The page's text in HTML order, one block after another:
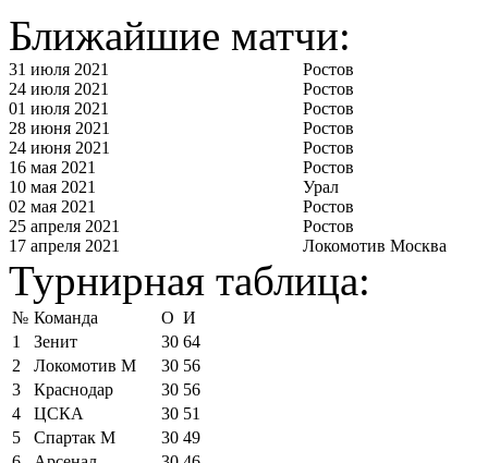
Ближайшие матчи:
31 июля 2021
Ростов
24 июля 2021
Ростов
01 июля 2021
Ростов
28 июня 2021
Ростов
24 июня 2021
Ростов
16 мая 2021
Ростов
10 мая 2021
Урал
02 мая 2021
Ростов
25 апреля 2021
Ростов
17 апреля 2021
Локомотив Москва
Турнирная таблица:
№ Команда О И
1
Зенит 30 64
2
Локомотив М 30 56
3
Краснодар 30 56
4
ЦСКА 30 51
5
Спартак М 30 49